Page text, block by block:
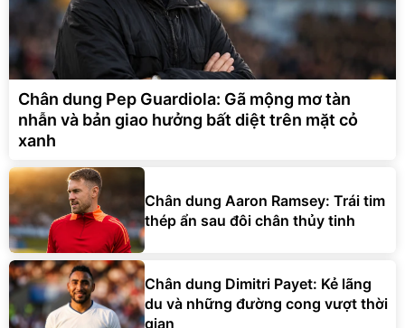
Chân dung Pep Guardiola: Gã mộng mơ tàn
nhẫn và bản giao hưởng bất diệt trên mặt cỏ
xanh
Chân dung Aaron Ramsey: Trái tim
thép ẩn sau đôi chân thủy tinh
Chân dung Dimitri Payet: Kẻ lãng
du và những đường cong vượt thời
gian